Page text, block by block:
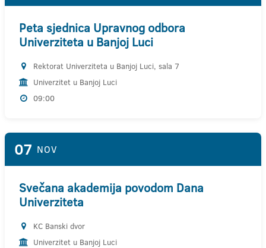
Peta sjednica Upravnog odbora
Univerziteta u Banjoj Luci
Rektorat Univerziteta u Banjoj Luci, sala 7
Univerzitet u Banjoj Luci
09:00
07 NOV
Svečana akademija povodom Dana
Univerziteta
KC Banski dvor
Univerzitet u Banjoj Luci